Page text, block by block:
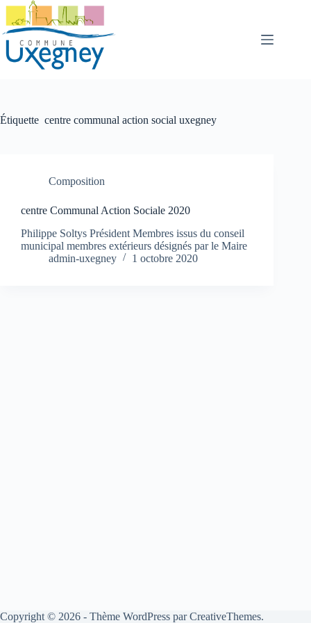
Passer
contenu
Étiquette centre communal action social uxegney
Composition
centre Communal Action Sociale 2020
Philippe Soltys Président Membres issus du conseil
municipal membres extérieurs désignés par le Maire
admin-uxegney
1 octobre 2020
Copyright © 2026 - Thème WordPress parCreativeThemes.